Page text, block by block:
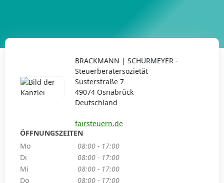
BRACKMANN | SCHÜRMEYER -
Steuerberatersozietät
Süsterstraße 7
49074 Osnabrück
Deutschland
fairsteuern.de
ÖFFNUNGSZEITEN
Mo
08:00 - 17:00
Di
08:00 - 17:00
Mi
08:00 - 17:00
Do
08:00 - 17:00